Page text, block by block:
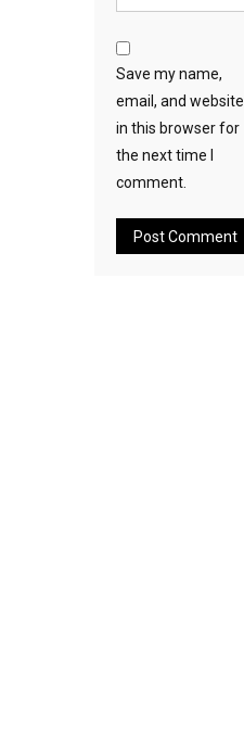
Save my name,
email, and website
in this browser for
the next time I
comment.